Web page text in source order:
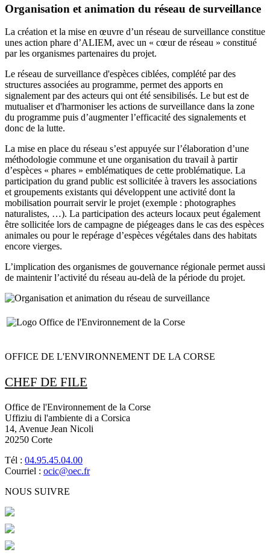
Organisation et animation du réseau de surveillance
La création et la mise en œuvre d’un réseau de surveillance constitue
unes action phare d’ALIEM, avec un « cœur de réseau » constitué
par les organismes partenaires du projet.
Le réseau de surveillance d'espèces ciblées, complété par des
structures associées au programme, permet des apports en
signalement par des acteurs qui ont été sensibilisés. Le but est de
mutualiser et d'harmoniser les actions de surveillance dans la zone
du programme puis d’augmenter l’efficacité des signalements et
donc de la lutte.
La mise en place du réseau s’est appuyée sur l’élaboration d’une
méthodologie commune et une organisation du travail à partir
d’espèces « phares » emblématiques de cette problématique. La
participation du grand public est sollicitée à travers les associations
et groupements existants qui développent une activité dont la
mobilisation pourrait servir le projet (exemple : photographes
naturalistes, …). La participation des acteurs locaux peut également
être sollicitée lors de campagne de piégeages dans le cas des espèces
animales ou pour le repérage d’espèces végétales dans des habitats
encore vierges.
L’implication des organismes de gouvernance régionale permet aussi
de maintenir l’activité du réseau au-delà de la période du projet.
OFFICE DE L'ENVIRONNEMENT DE LA CORSE
CHEF DE FILE
Office de l'Environnement de la Corse
Uffiziu di l'ambiente di a Corsica
14, Avenue Jean Nicoli
20250 Corte
Tél : 04.95.45.04.00
Courriel : ocic@oec.fr
NOUS SUIVRE